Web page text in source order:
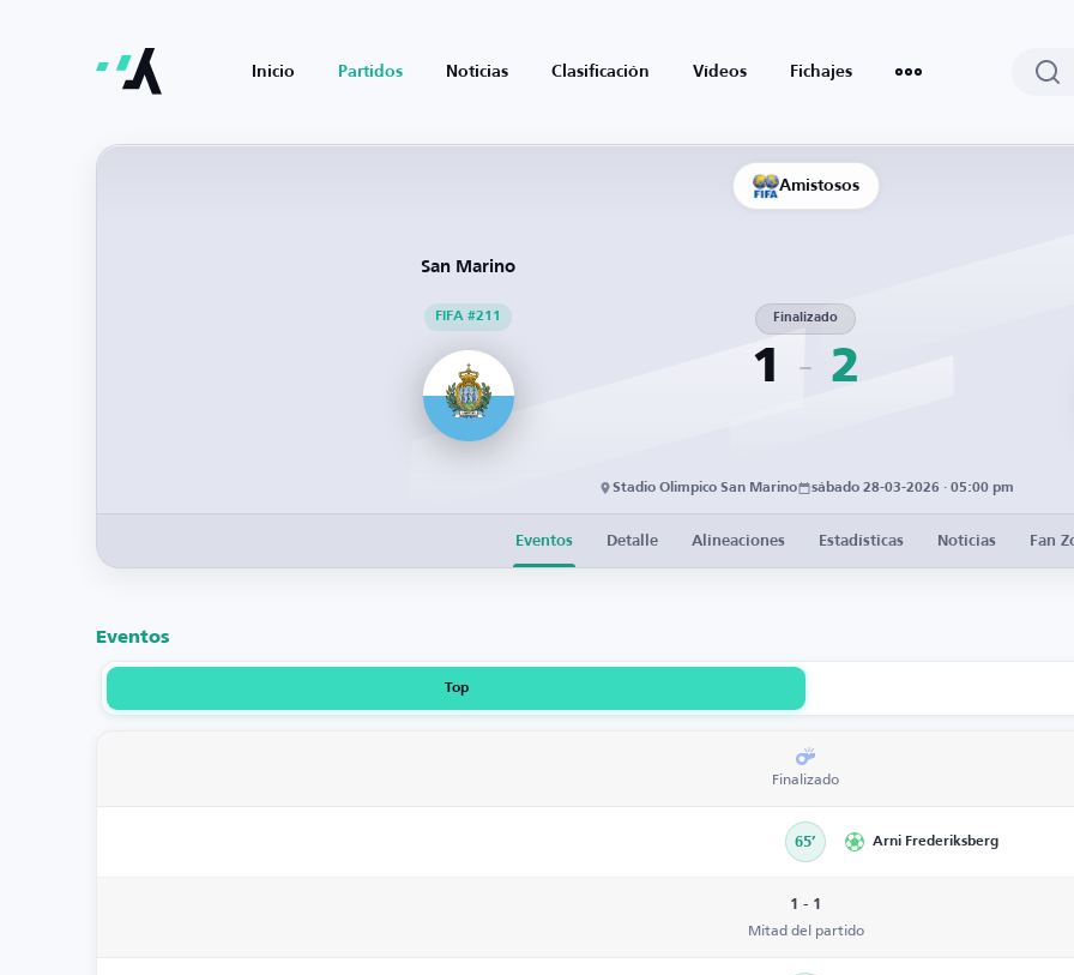
Inicio Partidos Noticias Clasificación Vídeos Fichajes
Amistosos
San Marino
FIFA #211
1
Finalizado
2
Stadio Olimpico San Marino sábado 28-03-2026 · 05:00 pm
Eventos Detalle Alineaciones Estadísticas Noticias Fan
Eventos
Top
Finalizado
65’ Arni Frederiksberg
1 - 1
Mitad del partido